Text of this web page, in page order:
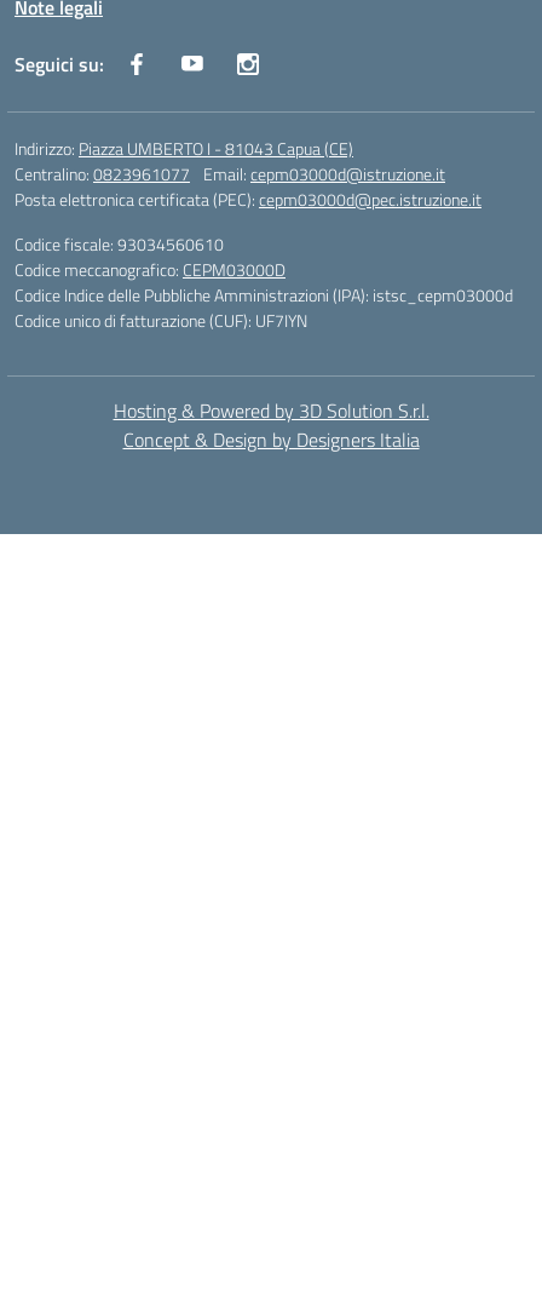
Note legali
Seguici su:
Indirizzo: Piazza UMBERTO I - 81043 Capua (CE)
Centralino:0823961077 Email:cepm03000d@istruzione.it
Posta elettronica certificata (PEC):cepm03000d@pec.istruzione.it
Codice fiscale: 93034560610
Codice meccanografico: CEPM03000D
Codice Indice delle Pubbliche Amministrazioni (IPA): istsc_cepm03000d
Codice unico di fatturazione (CUF): UF7IYN
Hosting & Powered by 3D Solution S.r.l.
Concept & Design by Designers Italia